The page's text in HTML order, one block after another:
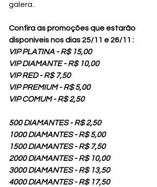
galera..
Confira as promoções que estarão
disponiveis nos dias 25/11 e 26/11 :
VIP PLATINA - R$ 15,00
VIP DIAMANTE - R$ 10,00
VIP RED - R$ 7,50
VIP PREMIUM - R$ 5,00
VIP COMUM - R$ 2,50
500 DIAMANTES - R$ 2,50
1000 DIAMANTES - R$ 5,00
1500 DIAMANTES - R$ 7,50
2000 DIAMANTES - R$ 10,00
3000 DIAMANTES - R$ 13,50
4000 DIAMANTES - R$ 17,50